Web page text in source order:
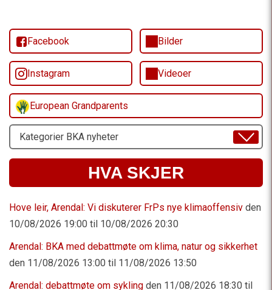
Facebook Bilder
Instagram Videoer
European Grandparents
Velg
Emne
HVA SKJER
Hove leir, Arendal: Vi diskuterer FrPs nye klimaoffensiv den
10/08/2026 19:00 til 10/08/2026 20:30
Arendal: BKA med debattmøte om klima, natur og sikkerhet
den 11/08/2026 13:00 til 11/08/2026 13:50
Arendal: debattmøte om sykling den 11/08/2026 18:30 til